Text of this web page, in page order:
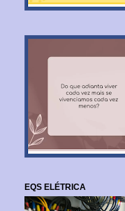
EQS ELÉTRICA